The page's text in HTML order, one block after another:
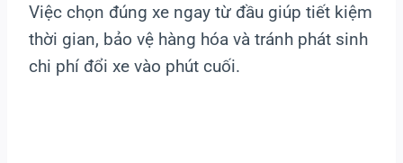
Việc chọn đúng xe ngay từ đầu giúp tiết kiệm
thời gian, bảo vệ hàng hóa và tránh phát sinh
chi phí đổi xe vào phút cuối.